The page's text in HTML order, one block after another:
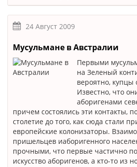
24 Август 2009
Мусульмане в Австралии
Первыми
на Зеленый
вероятно, купцы
Известно, что
аборигенами
причем состоялись эти контакты,
столетие до того, как сюда стали
европейские колонизаторы.
пришельцев иаборигенного
прочными, что первые частично
искусство аборигенов, а кто-то из